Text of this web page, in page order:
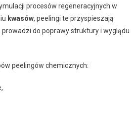
procesów regeneracyjnych w
kwasów, peelingi te przyspieszają
do poprawy struktury i wyglądu
peelingów chemicznych: